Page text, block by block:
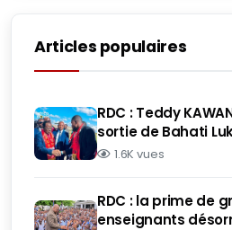
Articles populaires
RDC : Teddy
sortie de Bahati
1.6K vues
RDC : la prime de
enseignants